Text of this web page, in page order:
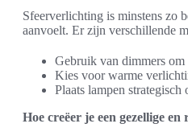
Sfeerverlichting is minstens zo
aanvoelt. Er zijn verschillende
Gebruik van dimmers om
Kies voor warme
Plaats lampen
Hoe creëer je een gezellige